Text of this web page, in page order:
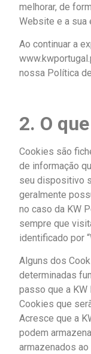
melhorar, de
Website e a sua
Ao continuar a
nossa Política
2. O
Cookies são
de informação
seu dispositivo
geralmente
no caso da KW
sempre que
identificado por
Alguns dos
determinadas
passo que a
Cookies que
Acresce que a
podem
armazenados